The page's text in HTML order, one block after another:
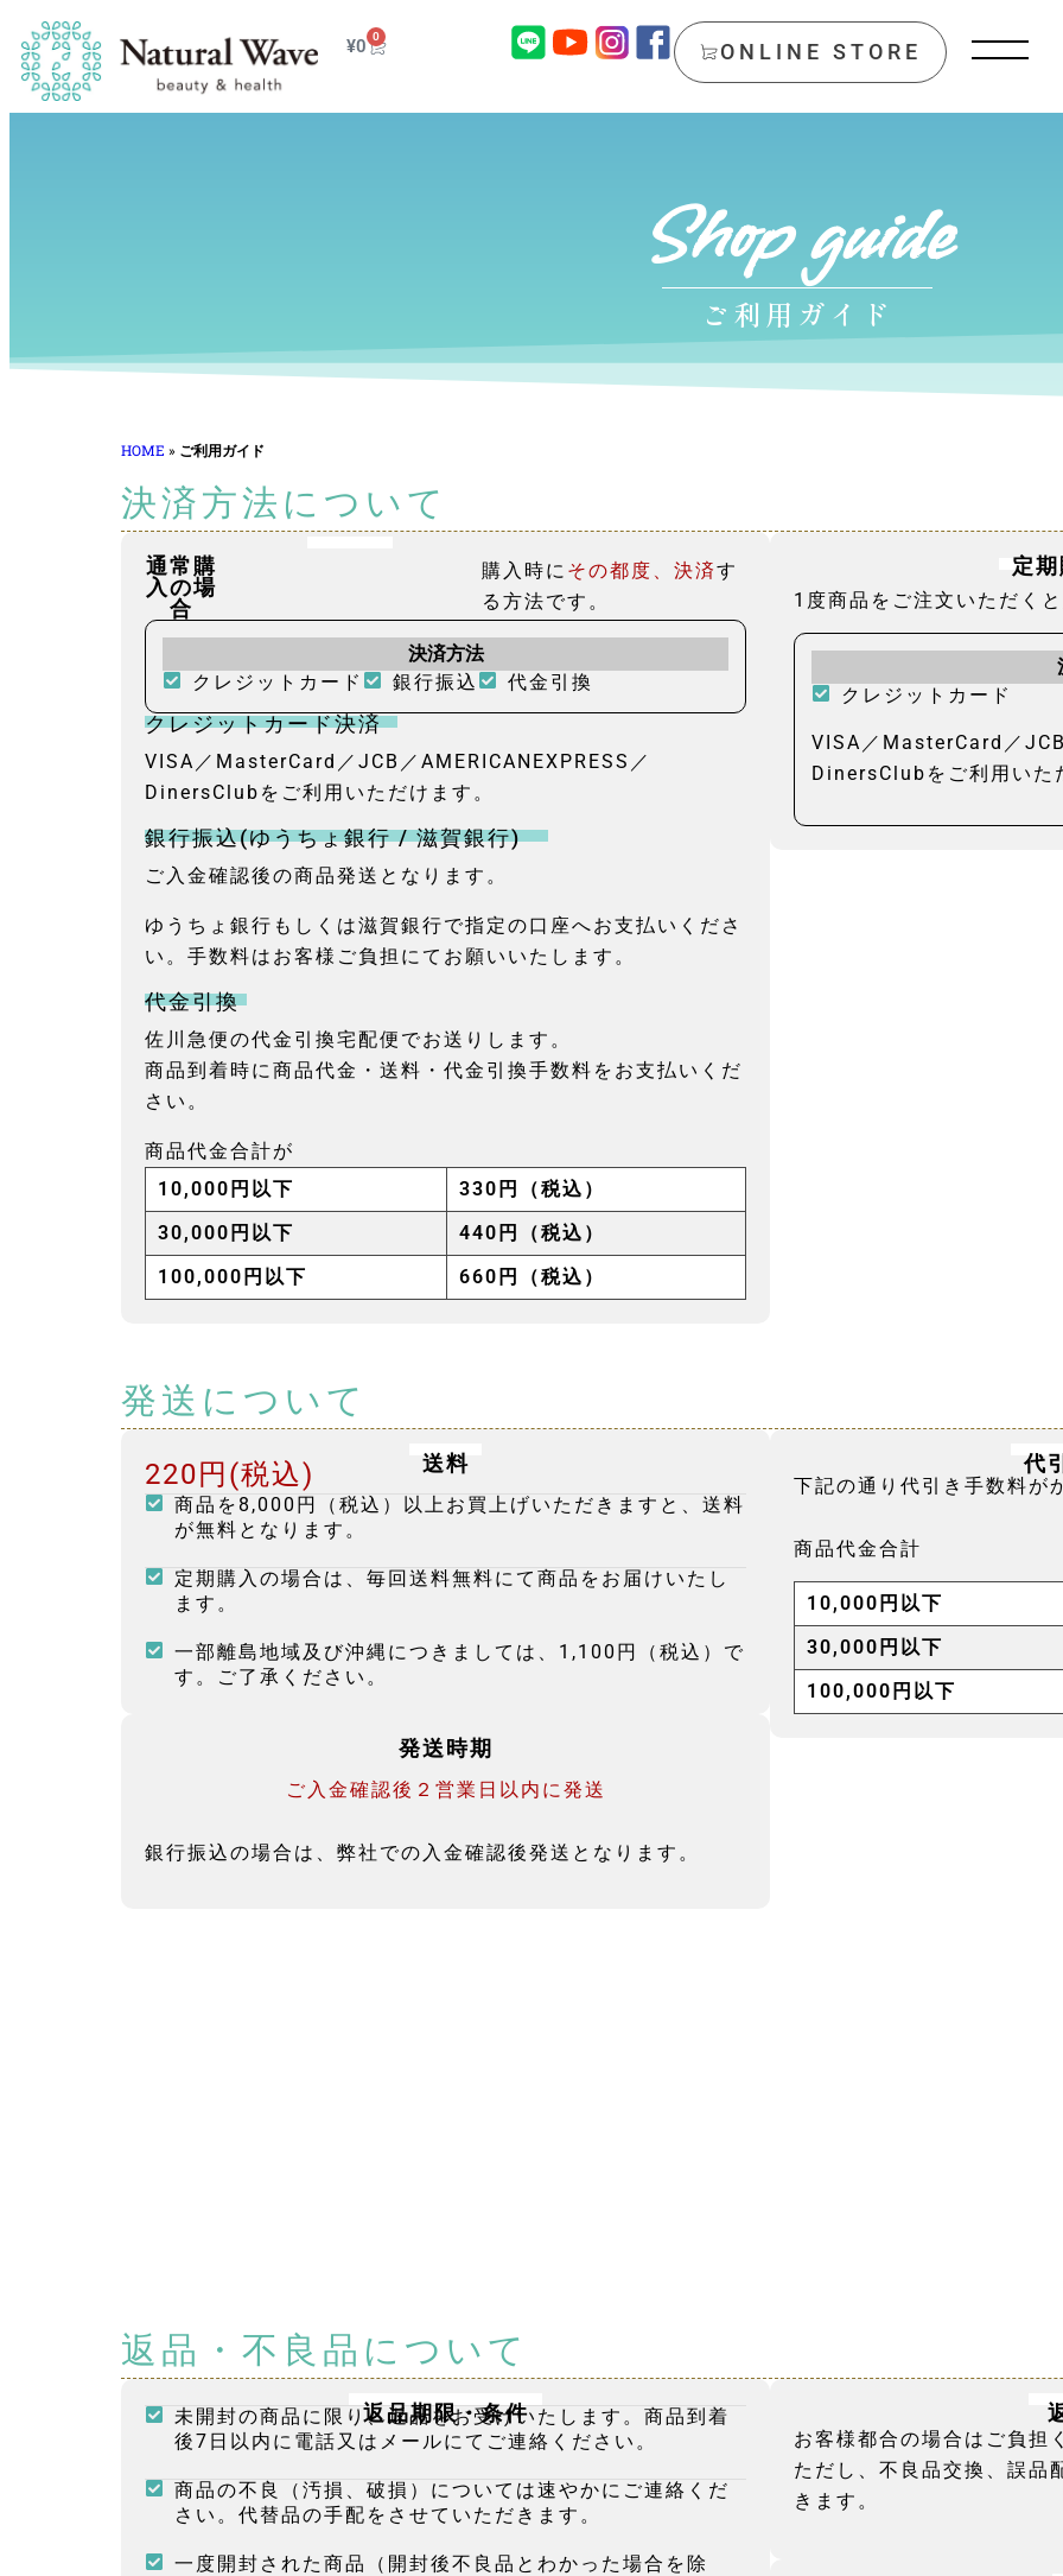
¥0 0
ONLINE STORE
Shop guide
ご利用ガイド
HOME » ご利用ガイド
決済方法について
通常購
入の場
合
購入時に その都度、決済す
る方法です。
決済方法
クレジットカード
銀行振込 代金引換
クレジットカード決済
VISA／MasterCard／JCB／AMERICANEXPRESS／
DinersClubをご利用いただけます。
銀行振込(ゆうちょ銀行 / 滋賀銀行)
ご入金確認後の商品発送となります。
ゆうちょ銀行もしくは滋賀銀行で指定の口座へお支払いくださ
い。手数料はお客様ご負担にてお願いいたします。
代金引換
佐川急便の代金引換宅配便でお送りします。
商品到着時に商品代金・送料・代金引換手数料をお支払いくだ
さい。
商品代金合計が
10,000円以下
330円（税込）
30,000円以下
440円（税込）
100,000円以下
660円（税込）
定
1度商品をご注文いただくと
クレジットカード
VISA／MasterCard／
DinersClubをご利用いた
発送について
送料
220円(税込)
商品を8,000円（税込）以上お買上げいただきますと、送料
が無料となります。
定期購入の場合は、毎回送料無料にて商品をお届けいたし
ます。
一部離島地域及び沖縄につきましては、1,100円（税込）で
す。ご了承ください。
発送時期
ご入金確認後２営業日以内に発送
銀行振込の場合は、弊社での入金確認後発送となります。
代
下記の通り代引き手数料が
商品代金合計
10,000円以下
30,000円以下
100,000円以下
返品・不良品について
返品期限・条件
未開封の商品に限り、返品をお受けいたします。商品到着
後7日以内に電話又はメールにてご連絡ください。
商品の不良（汚損、破損）については速やかにご連絡くだ
さい。代替品の手配をさせていただきます。
一度開封された商品（開封後不良品とわかった場合を除
お客様都合の場合はご負担
ただし、不良品交換、誤品
きます。